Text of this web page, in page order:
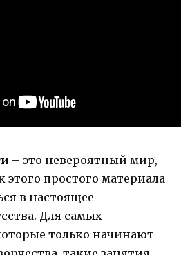
– это невероятный мир,
этого простого материала
в настоящее
Для самых
только начинают